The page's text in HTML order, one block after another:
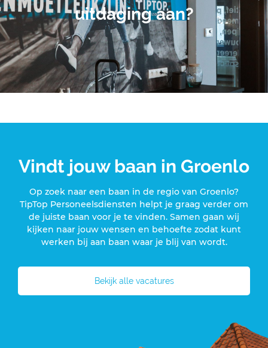
uitdaging aan?
Vindt jouw baan in Groenlo
Op zoek naar een baan in de regio van Groenlo?
TipTop Personeelsdiensten helpt je graag verder om
de juiste baan voor je te vinden. Samen gaan wij
kijken naar jouw wensen en behoefte zodat kunt
werken bij aan baan waar je blij van wordt.
Bekijk alle vacatures